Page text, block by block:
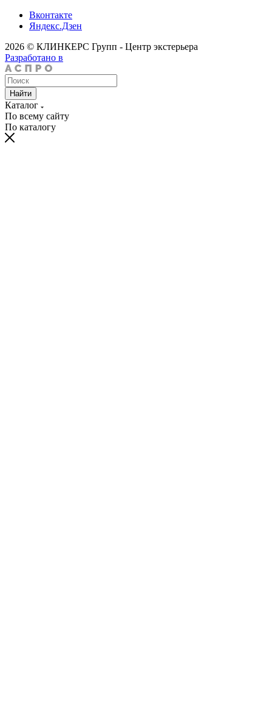
Вконтакте
Яндекс.Дзен
2026 © КЛИНКЕРС Групп - Центр экстерьера
Разработано в
Найти
Каталог
По всему сайту
По каталогу